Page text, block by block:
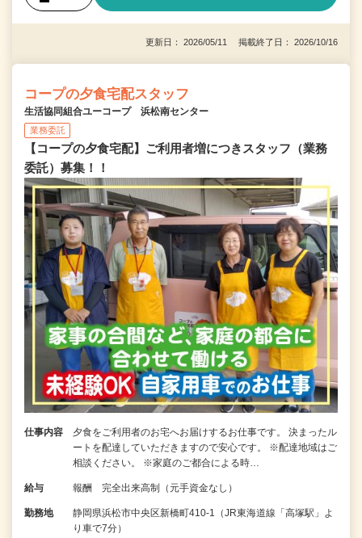
更新日： 2026/05/11 掲載終了日： 2026/10/16
コープの夕食宅配スタッフ
生活協同組合ユーコープ 浜松南センター
業務委託
【コープの夕食宅配】ご利用者増につきスタッフ（業務
委託）募集！！
仕事内容
夕食をご利用者のお宅へお届けするお仕事です。 決まったル
ートを配達していただきますので安心です。 ※配達地域はご
相談ください。 ※家庭のご都合による時…
給与 報酬 完全出来高制（元手資金なし）
勤務地
静岡県浜松市中央区新橋町410-1（JR東海道線「高塚駅」よ
り車で7分）